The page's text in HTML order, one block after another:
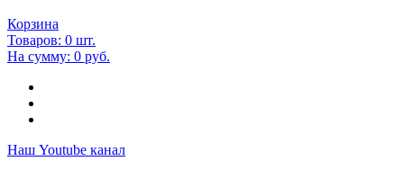
Корзина
Товаров: 0 шт.
На сумму: 0 руб.
Наш Youtube канал